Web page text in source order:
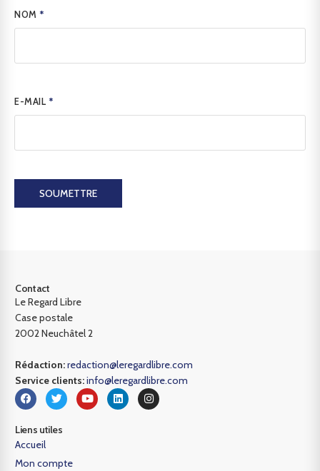
NOM*
E-MAIL *
SOUMETTRE
Contact
Le Regard Libre
Case postale
2002 Neuchâtel 2
Rédaction:redaction@leregardlibre.com
Service clients:info@leregardlibre.com
Liens utiles
Accueil
Mon compte